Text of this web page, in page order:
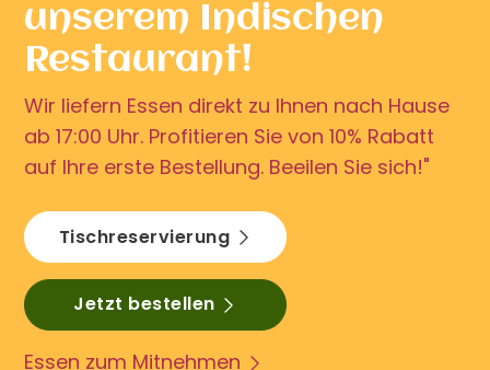
unserem Indischen
Restaurant!
Wir liefern Essen direkt zu Ihnen nach Hause
ab 17:00 Uhr. Profitieren Sie von 10% Rabatt
auf Ihre erste Bestellung. Beeilen Sie sich!"
Tischreservierung
Jetzt bestellen
Essen zum Mitnehmen